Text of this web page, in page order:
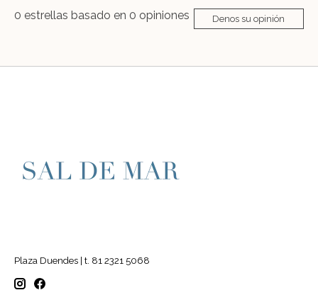
0 estrellas basado en 0 opiniones Denos su opinión
Plaza Duendes | t. 81 2321 5068